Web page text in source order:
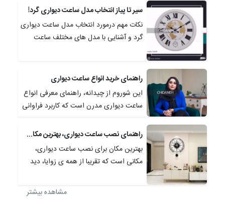
در دکوراسیون داخلی خانه. مدل‌های مختلف
ساعت دیواری ارس.
سیر تا پیاز انتخاب مدل ساعت دیواری گرد!
نکات مهم درمورد انتخاب مدل ساعت دیواری
گرد و آشنایی با مدل های مختلف ساعت
راهنمای خرید انواع ساعت دیواری
این شوروم از چیدانه، راهنمای معرفی انواع
ساعت دیواری مدرن است که کاربرد فراوانی
و... دارد. همچنین نکاتی برای خرید انواع
ساعت دیواری نیز در این مقاله به چشم
می‌خورد.
راهنمای نصب ساعت دیواری، بهترین مکان برای نمایش گذر زمان کجاست؟!
بهترین مکان برای نصب ساعت دیواری،
مکانی است که تقریبا از همه ی زوایا، دید
خوانا باشد و ارتفاع مناسب برای نصب آن
مشاهده بیشتر